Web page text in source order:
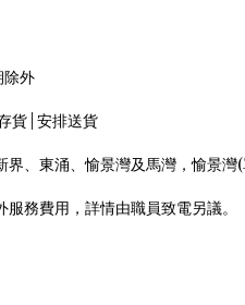
除外
貨 | 安排送貨
界、東涌、愉景灣及馬灣，愉
務費用，詳情由職員致電另議。